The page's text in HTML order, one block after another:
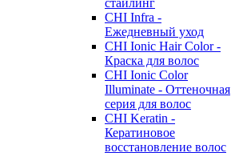
стайлинг
CHI Infra -
Ежедневный уход
CHI Ionic Hair Color -
Краска для волос
CHI Ionic Color
Illuminate - Оттеночная
серия для волос
CHI Keratin -
Кератиновое
восстановление волос